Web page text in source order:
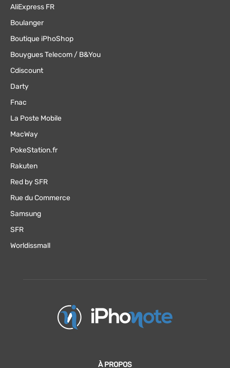
AliExpress FR
Boulanger
Boutique iPhoShop
Bouygues Telecom / B&You
Cdiscount
Darty
Fnac
La Poste Mobile
MacWay
PokeStation.fr
Rakuten
Red by SFR
Rue du Commerce
Samsung
SFR
Worldissmall
À PROPOS